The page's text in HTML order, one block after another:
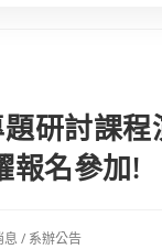
研討課程
報名參加!
息 / 系辦公告